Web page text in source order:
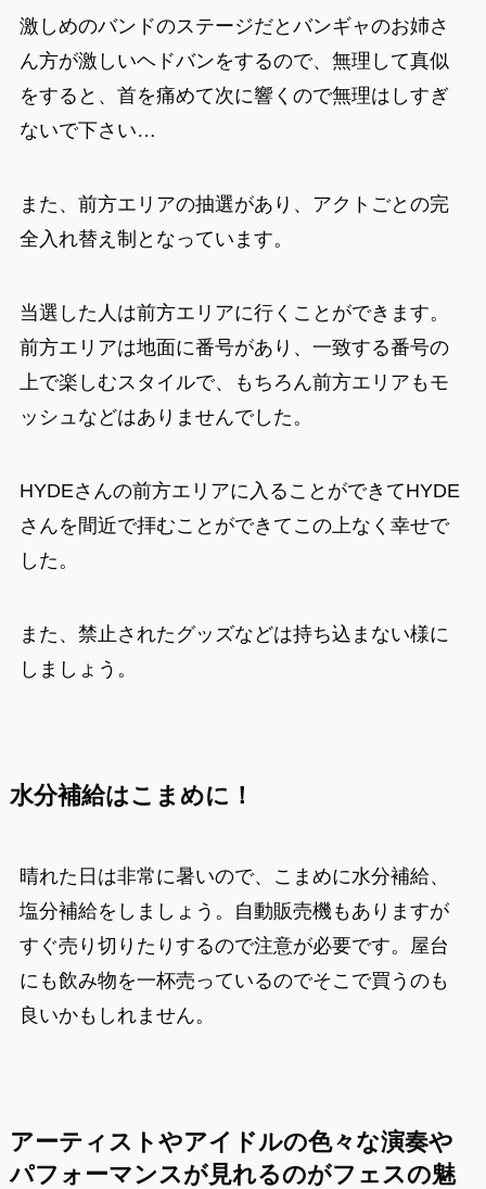
激しめのバンドのステージだとバンギャのお姉さ
ん方が激しいヘドバンをするので、無理して真似
をすると、首を痛めて次に響くので無理はしすぎ
ないで下さい…
また、前方エリアの抽選があり、アクトごとの完
全入れ替え制となっています。
当選した人は前方エリアに行くことができます。
前方エリアは地面に番号があり、一致する番号の
上で楽しむスタイルで、もちろん前方エリアもモ
ッシュなどはありませんでした。
HYDEさんの前方エリアに入ることができてHYDE
さんを間近で拝むことができてこの上なく幸せで
した。
また、禁止されたグッズなどは持ち込まない様に
しましょう。
水分補給はこまめに！
晴れた日は非常に暑いので、こまめに水分補給、
塩分補給をしましょう。自動販売機もありますが
すぐ売り切りたりするので注意が必要です。屋台
にも飲み物を一杯売っているのでそこで買うのも
良いかもしれません。
アーティストやアイドルの色々な演奏や
パフォーマンスが見れるのがフェスの魅